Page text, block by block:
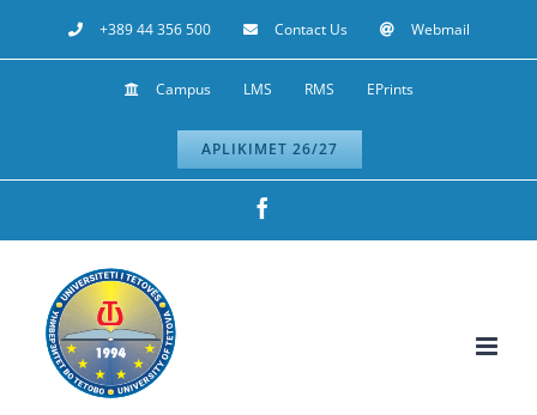
to
+389 44 356 500 Contact Us Webmail
Campus LMS RMS EPrints
APLIKIMET 26/27